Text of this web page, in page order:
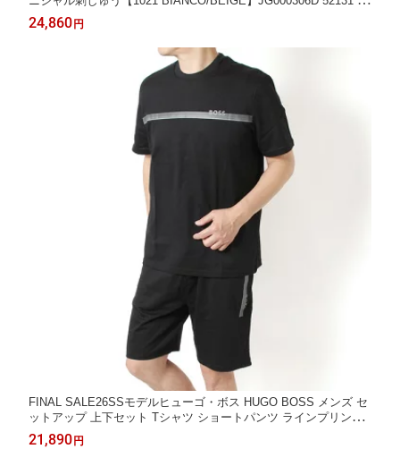
21/【2026SS】l-tops
24,860円
FINAL SALE26SSモデルヒューゴ・ボス HUGO BOSS メンズ セ
ットアップ 上下セット Tシャツ ショートパンツ ラインプリント
【004 BLACK】50561470+50554778 004/【2026SS】m-tops
21,890円